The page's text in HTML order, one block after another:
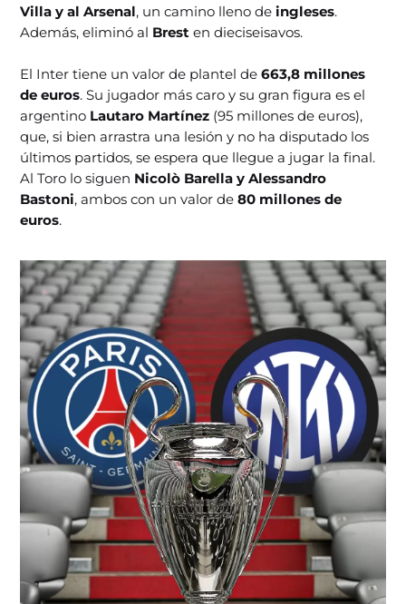
Villa y al Arsenal, un camino lleno deingleses.
Además, eliminó al Brest en dieciseisavos.
El Inter tiene un valor de plantel de663,8 millones
de euros. Su jugador más caro y su gran figura es el
argentino Lautaro Martínez (95 millones de euros),
que, si bien arrastra una lesión y no ha disputado los
últimos partidos, se espera que llegue a jugar la final.
Al Toro lo siguen Nicolò Barella y Alessandro
Bastoni, ambos con un valor de80 millones de
euros.